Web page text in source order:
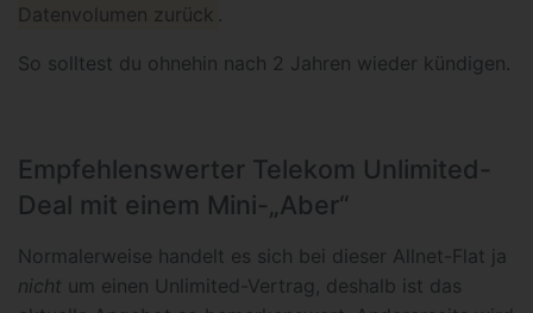
Datenvolumen zurück
So solltest du ohnehin nach 2 Jahren wieder kündigen.
Empfehlenswerter Telekom Unlimited-
Deal mit einem Mini-„Aber“
Normalerweise handelt es sich bei dieser Allnet-Flat ja
nicht um einen Unlimited-Vertrag, deshalb ist das